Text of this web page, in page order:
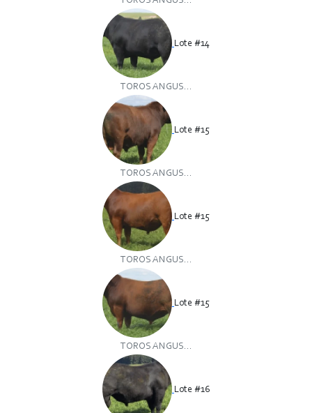
Lote #14
TOROS ANGUS...
Lote #15
TOROS ANGUS...
Lote #15
TOROS ANGUS...
Lote #15
TOROS ANGUS...
Lote #16